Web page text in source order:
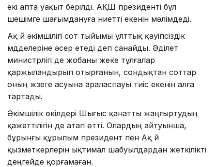
екі апта уақыт берілді. АҚШ президенті бұл
шешімге шағымдануға ниетті екенін мәлімдеді.
Ақ үй әкімшілігі сот тыйымы ұлттық қауіпсіздік
мүдделеріне әсер етеді деп санайды. Әділет
министрлігі де жобаны жеке тұлғалар
қаржыландырып отырғанын, сондықтан соттар
оның жүзеге асуына араласпауы тиіс екенін алға
тартады.
Әкімшілік өкілдері Шығыс қанатты жаңғыртудың
қажеттілігін де атап өтті. Олардың айтуынша,
бұрынғы құрылым президент пен Ақ үй
қызметкерлерін ықтимал шабуылдардан жеткілікті
деңгейде қорғамаған.